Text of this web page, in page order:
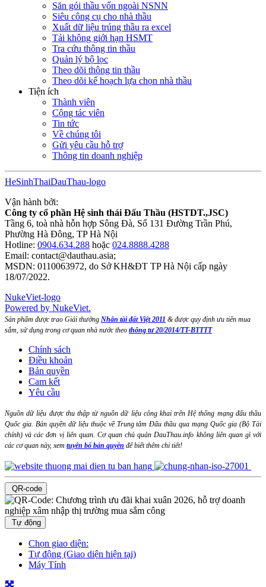
Săn gói thầu vốn ngoài NSNN
Siêu công cụ cho nhà thầu
Xuất dữ liệu trúng thầu ra excel
Tải không giới hạn HSMT
Tra cứu thông tin thầu
Quản lý bộ lọc
Theo dõi thông tin thầu
Theo dõi kế hoạch lựa chọn nhà thầu
Tiện ích
Thành viên
Cộng tác viên
Tin tức
Về chúng tôi
Gửi yêu cầu hỗ trợ
Thông tin doanh nghiệp
HeSinhThaiDauThau-logo
Vận hành bởi:
Công ty cổ phần Hệ sinh thái Đấu Thầu (HSTDT.,JSC)
Tầng 6, toà nhà hỗn hợp Sông Đà, Số 131 Đường Trần Phú,
Phường Hà Đông, TP Hà Nội
Hotline: 0904.634.288 hoặc 024.8888.4288
Email: contact@dauthau.asia;
MSDN: 0110063972, do Sở KH&ĐT TP Hà Nội cấp ngày
18/07/2022.
NukeViet-logo
Powered by NukeViet.
Sản phẩm được trao Giải thưởng Nhân tài đất Việt 2011 & được quy định ưu tiên mua
sắm, sử dụng trong cơ quan nhà nước theo thông tư 20/2014/TT-BTTTT
Chính sách
Điều khoản
Bản quyền
Cam kết
Yêu cầu
Nguồn dữ liệu được thu thập từ nguồn dữ liệu công khai trên Hệ thống mạng đấu thầu
Quốc gia. Bản quyền dữ liệu thuộc về Trung tâm Đấu thầu qua mạng Quốc gia (Bộ Tài
chính) và các đơn vị liên quan. Cơ quan chủ quản DauThau.info không liên quan gì với
các cơ quan này, xem tuyên bố bản quyền để biết thêm chi tiết!
QR-code
Tự động
Chọn giao diện:
Tự động (Giao diện hiện tại)
Máy Tính